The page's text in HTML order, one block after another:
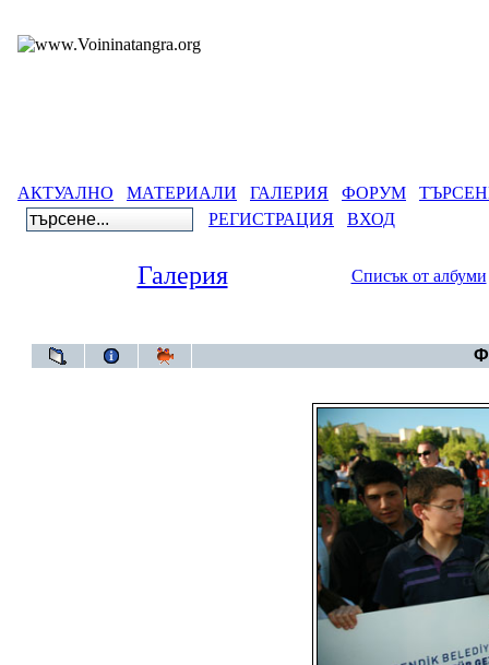
АКТУАЛНО МАТЕРИАЛИ ГАЛЕРИЯ ФОРУМ
РЕГИСТРАЦИЯ
ВХОД
Галерия Списък от албуми